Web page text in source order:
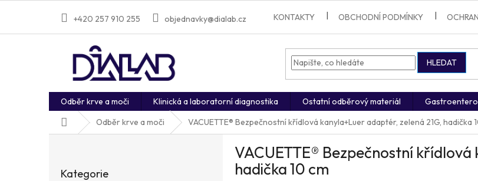
+420 257 910 255 objednavky@dialab.cz KONTAKTY OBCHODNÍ PODMÍNKY
HLEDAT
Odběr krve a moči Klinická a laboratorní diagnostika Ostatní odběrový materiál
Domů Odběr krve a moči VACUETTE® Bezpečnostní křídlová kanyla+Luer adaptér, zelená 21G, hadička
kategorie
Kategorie
VACUETTE® Bezpečnostní
hadička 10 cm